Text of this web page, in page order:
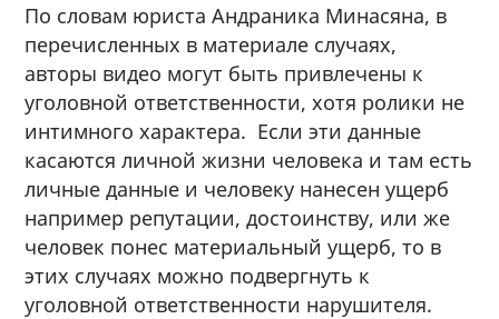
По словам юриста Андраника Минасяна, в
перечисленных в материале случаях,
авторы видео могут быть привлечены к
уголовной ответственности, хотя ролики не
интимного характера. Если эти данные
касаются личной жизни человека и там есть
личные данные и человеку нанесен ущерб
например репутации, достоинству, или же
человек понес материальный ущерб, то в
этих случаях можно подвергнуть к
уголовной ответственности нарушителя.